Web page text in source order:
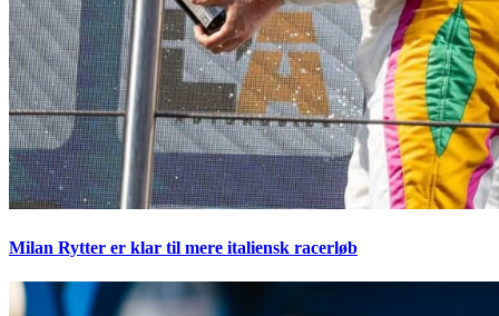
Milan Rytter er klar til mere italiensk racerløb